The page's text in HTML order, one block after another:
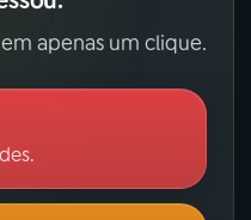
apenas um clique.